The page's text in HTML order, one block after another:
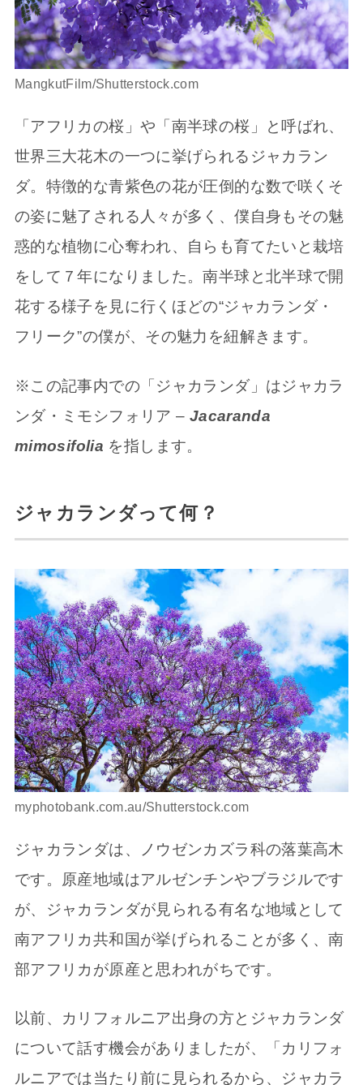
MangkutFilm/Shutterstock.com
「アフリカの桜」や「南半球の桜」と呼ばれ、
世界三大花木の一つに挙げられるジャカラン
ダ。特徴的な青紫色の花が圧倒的な数で咲くそ
の姿に魅了される人々が多く、僕自身もその魅
惑的な植物に心奪われ、自らも育てたいと栽培
をして７年になりました。南半球と北半球で開
花する様子を見に行くほどの“ジャカランダ・
フリーク”の僕が、その魅力を紐解きます。
※この記事内での「ジャカランダ」はジャカラ
ンダ・ミモシフォリア – Jacaranda
mimosifolia を指します。
ジャカランダって何？
myphotobank.com.au/Shutterstock.com
ジャカランダは、ノウゼンカズラ科の落葉高木
です。原産地域はアルゼンチンやブラジルです
が、ジャカランダが見られる有名な地域として
南アフリカ共和国が挙げられることが多く、南
部アフリカが原産と思われがちです。
以前、カリフォルニア出身の方とジャカランダ
について話す機会がありましたが、「カリフォ
ルニアでは当たり前に見られるから、ジャカラ